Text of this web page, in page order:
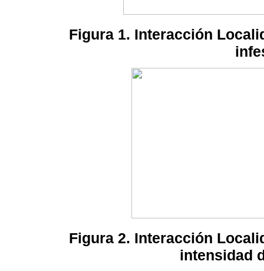
Figura 1. Interacción
Figura 2. Interacción
intensidad